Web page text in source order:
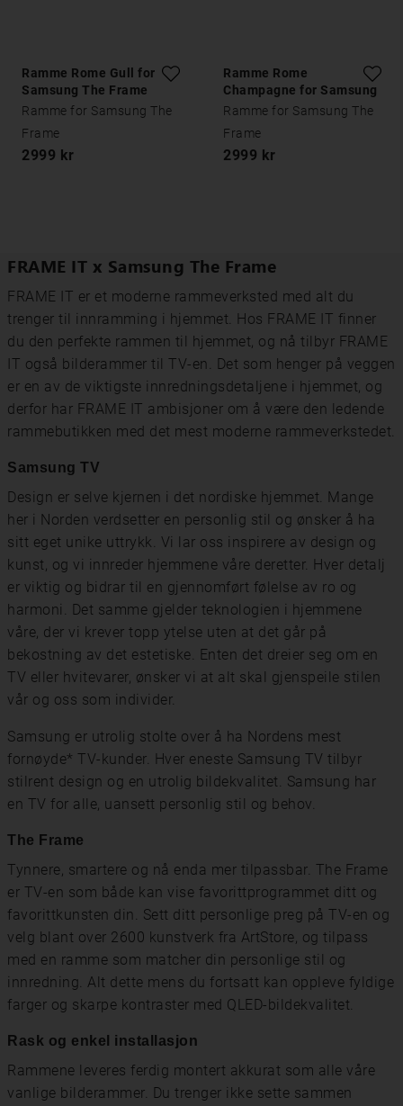
Ramme Rome Gull for
Samsung The Frame
Ramme for Samsung The
Frame
2999 kr
Ramme Rome
Champagne for Samsung
The Frame
Ramme for Samsung The
Frame
2999 kr
FRAME IT x Samsung The Frame
FRAME IT er et moderne rammeverksted med alt du
trenger til innramming i hjemmet. Hos FRAME IT finner
du den perfekte rammen til hjemmet, og nå tilbyr FRAME
IT også bilderammer til TV-en. Det som henger på veggen
er en av de viktigste innredningsdetaljene i hjemmet, og
derfor har FRAME IT ambisjoner om å være den ledende
rammebutikken med det mest moderne rammeverkstedet.
Samsung TV
Design er selve kjernen i det nordiske hjemmet. Mange
her i Norden verdsetter en personlig stil og ønsker å ha
sitt eget unike uttrykk. Vi lar oss inspirere av design og
kunst, og vi innreder hjemmene våre deretter. Hver detalj
er viktig og bidrar til en gjennomført følelse av ro og
harmoni. Det samme gjelder teknologien i hjemmene
våre, der vi krever topp ytelse uten at det går på
bekostning av det estetiske. Enten det dreier seg om en
TV eller hvitevarer, ønsker vi at alt skal gjenspeile stilen
vår og oss som individer.
Samsung er utrolig stolte over å ha Nordens mest
fornøyde* TV-kunder. Hver eneste Samsung TV tilbyr
stilrent design og en utrolig bildekvalitet. Samsung har
en TV for alle, uansett personlig stil og behov.
The Frame
Tynnere, smartere og nå enda mer tilpassbar. The Frame
er TV-en som både kan vise favorittprogrammet ditt og
favorittkunsten din. Sett ditt personlige preg på TV-en og
velg blant over 2600 kunstverk fra ArtStore, og tilpass
med en ramme som matcher din personlige stil og
innredning. Alt dette mens du fortsatt kan oppleve fyldige
farger og skarpe kontraster med QLED-bildekvalitet.
Rask og enkel installasjon
Rammene leveres ferdig montert akkurat som alle våre
vanlige bilderammer. Du trenger ikke sette sammen